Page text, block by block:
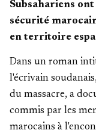
Subsahariens
sécurité
en territoire
Dans un roman
l'écrivain
du massacre, a
commis par les
marocains à